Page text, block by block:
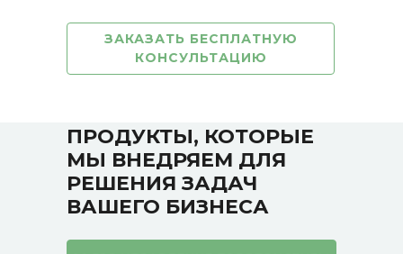
ЗАКАЗАТЬ БЕСПЛАТНУЮ
КОНСУЛЬТАЦИЮ
ПРОДУКТЫ, КОТОРЫЕ
МЫ ВНЕДРЯЕМ ДЛЯ
РЕШЕНИЯ ЗАДАЧ
ВАШЕГО БИЗНЕСА